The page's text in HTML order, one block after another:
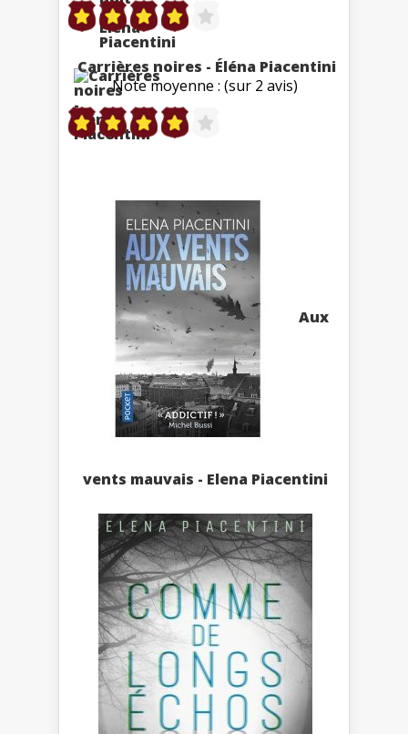
Carrières noires - Éléna Piacentini
Note moyenne : (sur 2 avis)
Aux
vents mauvais - Elena Piacentini